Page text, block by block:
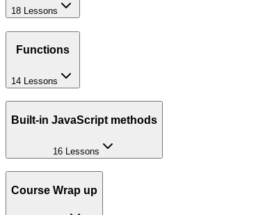
18 Lessons
Functions
14 Lessons
Built-in JavaScript methods
16 Lessons
Course Wrap up